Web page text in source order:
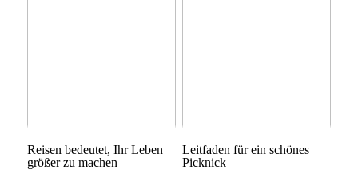
Reisen bedeutet, Ihr Leben
größer zu machen
Leitfaden für ein schönes
Picknick